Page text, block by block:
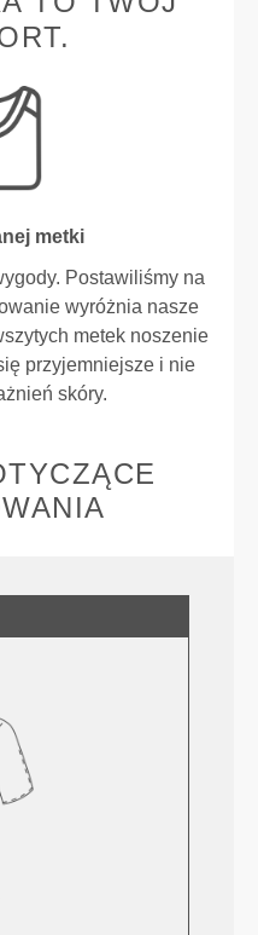
metki
Postawiliśmy na
wyróżnia nasze
metek noszenie
przyjemniejsze i nie
skóry.